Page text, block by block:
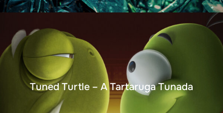
Tuned Turtle – A Tartaruga Tunada